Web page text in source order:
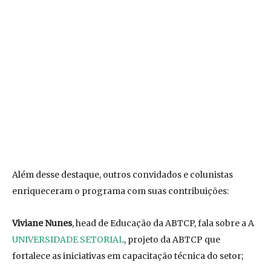
Além desse destaque, outros convidados e colunistas
enriqueceram o programa com suas contribuições:
Viviane Nunes, head de Educação da ABTCP, fala sobre a A
UNIVERSIDADE SETORIAL, projeto da ABTCP que
fortalece as iniciativas em capacitação técnica do setor;